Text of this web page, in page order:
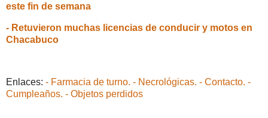
este fin de semana
- Retuvieron muchas licencias de conducir y motos en
Chacabuco
Enlaces: - Farmacia de turno. - Necrológicas. - Contacto. -
Cumpleaños. - Objetos perdidos